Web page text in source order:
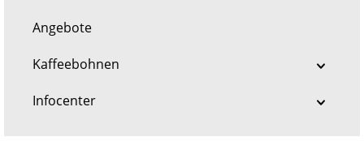
Angebote
Kaffeebohnen
Infocenter